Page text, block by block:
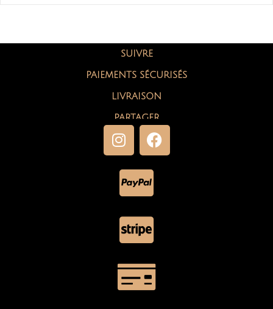
SUIVRE
PAIEMENTS SÉCURISÉS
LIVRAISON
PARTAGER